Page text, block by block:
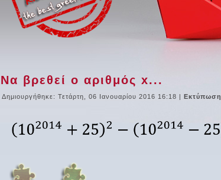
Να βρεθεί ο αριθμός x...
Δημιουργήθηκε: Τετάρτη, 06 Ιανουαρίου 2016 16:18 | Εκτύπωση